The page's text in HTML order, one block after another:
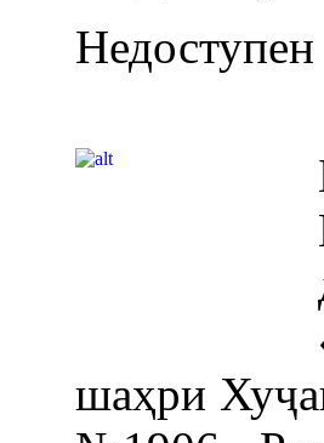
шаҳри